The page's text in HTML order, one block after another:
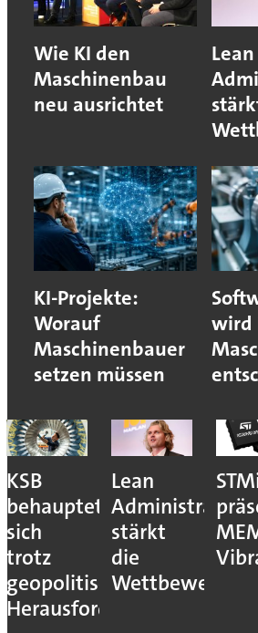
Wie KI den
Maschinenbau
neu ausrichtet
Lean
KI-Projekte:
Worauf
Maschinenbauer
setzen müssen
wird
KSB
behauptet
sich
trotz
geopolitischer
Herausforderungen
Lean
Administration
stärkt
die